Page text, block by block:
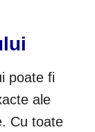
poate fi
ale
Cu toate